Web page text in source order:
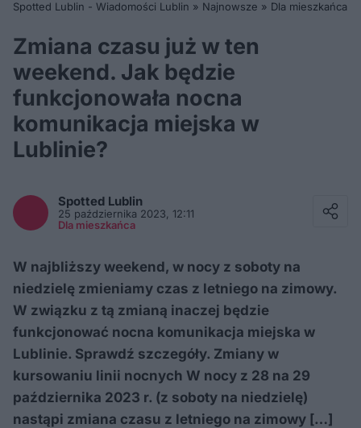
Spotted Lublin - Wiadomości Lublin » Najnowsze » Dla mieszkańca
Zmiana czasu już w ten
weekend. Jak będzie
funkcjonowała nocna
komunikacja miejska w
Lublinie?
Spotted Lublin
25 października 2023, 12:11
Dla mieszkańca
W najbliższy weekend, w nocy z soboty na
niedzielę zmieniamy czas z letniego na zimowy.
W związku z tą zmianą inaczej będzie
funkcjonować nocna komunikacja miejska w
Lublinie. Sprawdź szczegóły. Zmiany w
kursowaniu linii nocnych W nocy z 28 na 29
października 2023 r. (z soboty na niedzielę)
nastąpi zmiana czasu z letniego na zimowy […]